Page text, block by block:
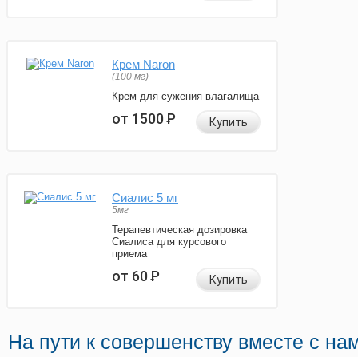
Крем Naron
(100 мг)
Крем для сужения влагалища
от 1500Р Купить
Сиалис 5 мг
5мг
Терапевтическая дозировка
Сиалиса для курсового
приема
от 60Р Купить
На пути к совершенству вместе с